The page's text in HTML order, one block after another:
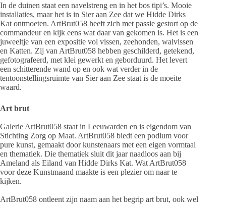
In de duinen staat een navelstreng en in het bos tipi’s. Mooie
installaties, maar het is in Sier aan Zee dat we Hidde Dirks
Kat ontmoeten. ArtBrut058 heeft zich met passie gestort op de
commandeur en kijk eens wat daar van gekomen is. Het is een
juweeltje van een expositie vol vissen, zeehonden, walvissen
en Katten. Zij van ArtBrut058 hebben geschilderd, getekend,
gefotografeerd, met klei gewerkt en geborduurd. Het levert
een schitterende wand op en ook wat verder in de
tentoonstellingsruimte van Sier aan Zee staat is de moeite
waard.
Art brut
Galerie ArtBrut058 staat in Leeuwarden en is eigendom van
Stichting Zorg op Maat. ArtBrut058 biedt een podium voor
pure kunst, gemaakt door kunstenaars met een eigen vormtaal
en thematiek. Die thematiek sluit dit jaar naadloos aan bij
Ameland als Eiland van Hidde Dirks Kat. Wat ArtBrut058
voor deze Kunstmaand maakte is een plezier om naar te
kijken.
ArtBrut058 ontleent zijn naam aan het begrip art brut, ook wel